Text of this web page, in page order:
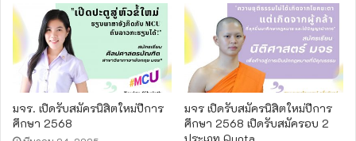
มจร. เปิดรับสมัครนิสิตใหม่ปีการ
ศึกษา 2568
มจร เปิดรับสมัครนิสิตใหม่ปีการ
ศึกษา 2568 เปิดรับสมัครอบ 2